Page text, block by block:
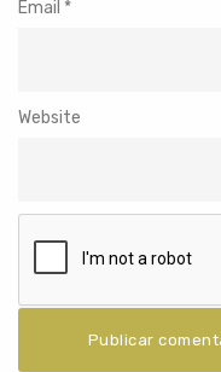
Email *
Website